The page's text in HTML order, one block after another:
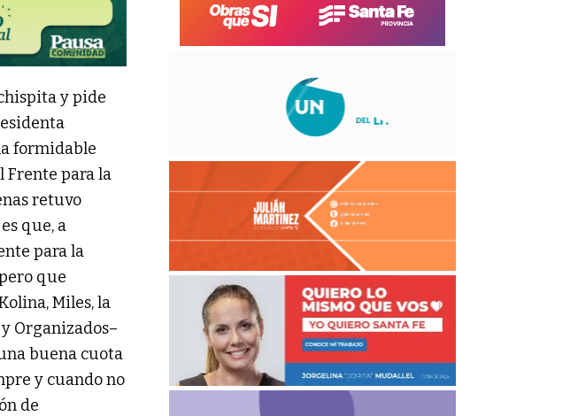
y pide
formidable
Frente para la
retuvo
que, a
para la
que
Miles, la
Organizados–
buena cuota
y cuando no
de